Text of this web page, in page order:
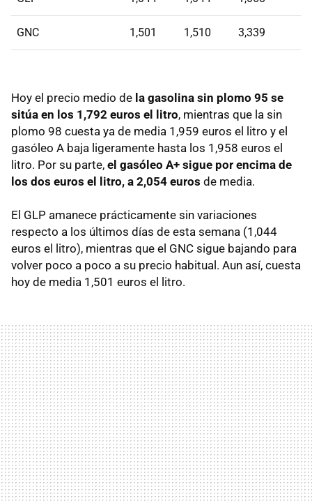
GNC 1,501 1,510 3,339
Hoy el precio medio de la gasolina sin plomo 95 se
sitúa en los 1,792 euros el litro, mientras que la sin
plomo 98 cuesta ya de media 1,959 euros el litro y el
gasóleo A baja ligeramente hasta los 1,958 euros el
litro. Por su parte, el gasóleo A+ sigue por encima de
los dos euros el litro, a 2,054 euros de media.
El GLP amanece prácticamente sin variaciones
respecto a los últimos días de esta semana (1,044
euros el litro), mientras que el GNC sigue bajando para
volver poco a poco a su precio habitual. Aun así, cuesta
hoy de media 1,501 euros el litro.